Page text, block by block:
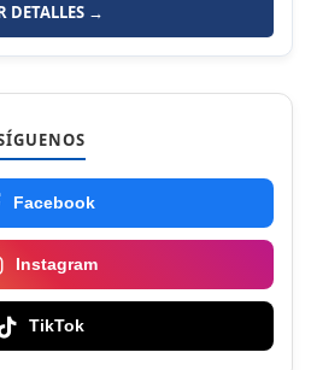
DETALLES →
Facebook
Instagram
TikTok